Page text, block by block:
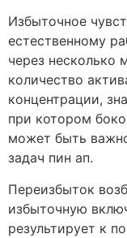
Избыточное
естественному
через несколько
количество
концентрации,
при котором
может быть
задач пин ап.
Переизбыток
избыточную
результирует к